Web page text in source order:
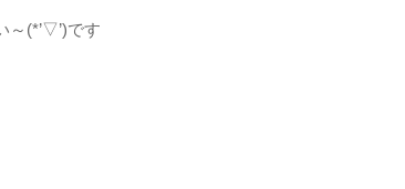
～(*’▽’)です